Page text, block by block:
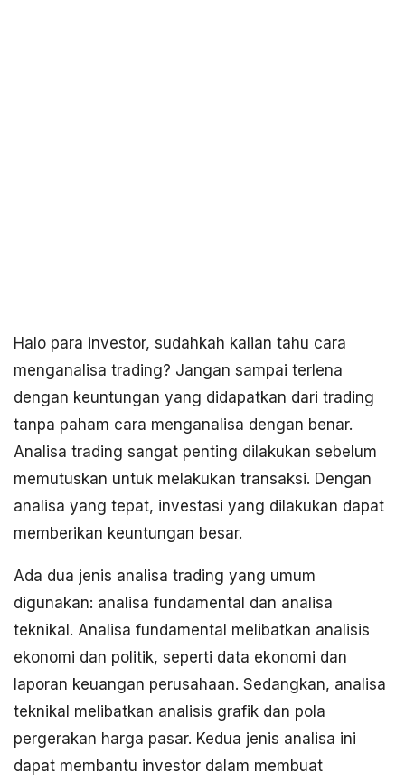
Halo para investor, sudahkah kalian tahu cara
menganalisa trading? Jangan sampai terlena
dengan keuntungan yang didapatkan dari trading
tanpa paham cara menganalisa dengan benar.
Analisa trading sangat penting dilakukan sebelum
memutuskan untuk melakukan transaksi. Dengan
analisa yang tepat, investasi yang dilakukan dapat
memberikan keuntungan besar.
Ada dua jenis analisa trading yang umum
digunakan: analisa fundamental dan analisa
teknikal. Analisa fundamental melibatkan analisis
ekonomi dan politik, seperti data ekonomi dan
laporan keuangan perusahaan. Sedangkan, analisa
teknikal melibatkan analisis grafik dan pola
pergerakan harga pasar. Kedua jenis analisa ini
dapat membantu investor dalam membuat